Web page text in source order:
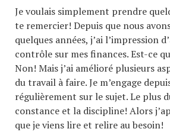
Je voulais simplement prendre
te remercier! Depuis que nous
quelques années, j’ai l’impression
contrôle sur mes finances. Est-ce
Non! Mais j’ai amélioré plusieurs
du travail à faire. Je m’engage
régulièrement sur le sujet. Le plus
constance et la discipline! Alors
que je viens lire et relire au besoin!